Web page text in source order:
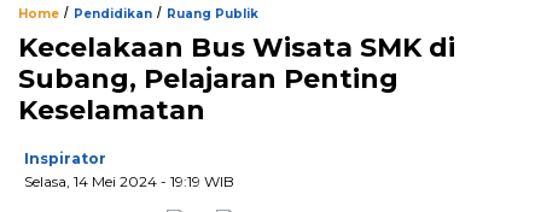
Home / Pendidikan / Ruang Publik
Kecelakaan Bus Wisata SMK di
Subang, Pelajaran Penting
Keselamatan
Inspirator
Selasa, 14 Mei 2024 - 19:19 WIB